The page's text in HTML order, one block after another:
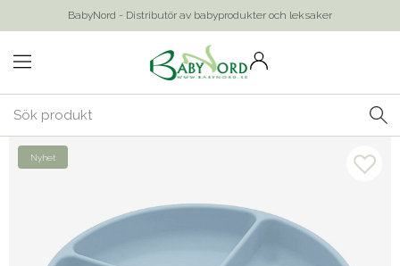
BabyNord - Distributör av babyprodukter och leksaker
Nyhet